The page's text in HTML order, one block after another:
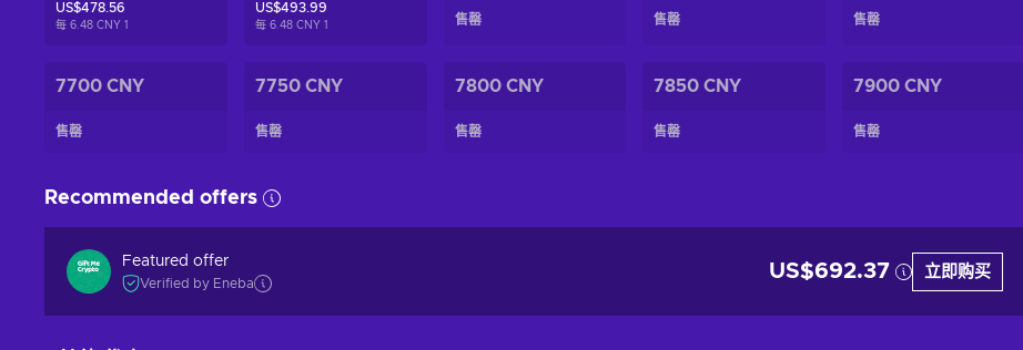
US$478.56
每 6.48 CNY 1
US$493.99
每 6.48 CNY 1 售罄 售罄 售罄
7700 CNY
售罄
7750 CNY
售罄
7800 CNY
售罄
7850 CNY
售罄
7900 CNY
售罄
Recommended offers
Featured offer
Verified by Eneba
US$692.37 立即购买